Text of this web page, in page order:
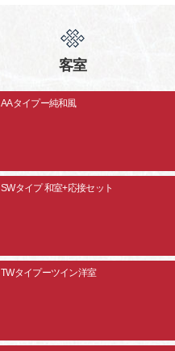
客室
AAタイプー純和風
SWタイプ 和室+応接セット
TWタイプーツイン洋室